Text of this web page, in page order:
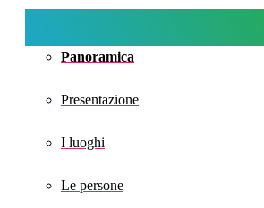
Panoramica
Presentazione
I luoghi
Le persone